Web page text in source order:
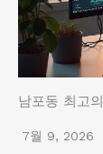
남포동 최고
7월 9, 2026